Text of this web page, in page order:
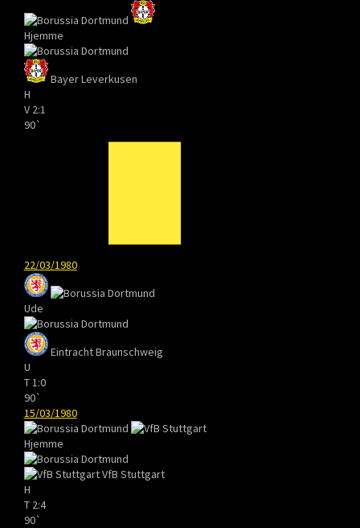
Hjemme
Bayer Leverkusen
H
V 2:1
90`
22/03/1980
Ude
Eintracht Braunschweig
U
T 1:0
90`
15/03/1980
Hjemme
VfB Stuttgart
H
T 2:4
90`